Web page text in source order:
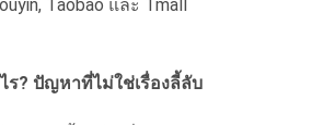
Taobao และ Tmall
ร? ปัญหาที่ไม่ใช่เรื่องลี้ลับ